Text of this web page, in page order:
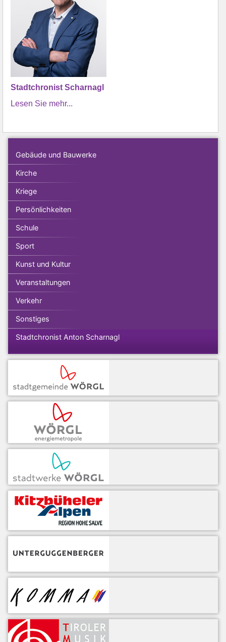
Stadtchronist Scharnagl
Lesen Sie mehr...
Gebäude und Bauwerke
Kirche
Kriege
Persönlichkeiten
Schule
Sport
Kunst und Kultur
Veranstaltungen
Verkehr
Sonstiges
Stadtchronist Anton Scharnagl